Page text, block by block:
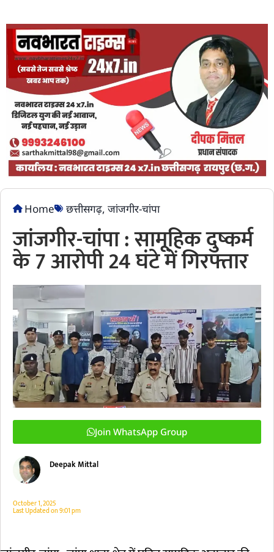
Home छत्तीसगढ़, जांजगीर-चांपा
जांजगीर-चांपा : सामूहिक दुष्कर्म
के 7 आरोपी 24 घंटे में गिरफ्तार
Join WhatsApp Group
Deepak Mittal
October 1, 2025
Last Updated on9:01 pm